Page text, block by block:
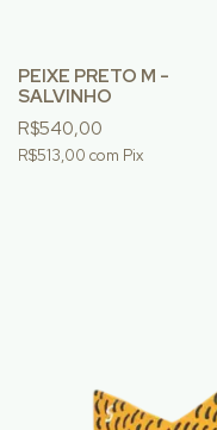
PEIXE PRETO M -
SALVINHO
R$540,00
R$513,00 com Pix